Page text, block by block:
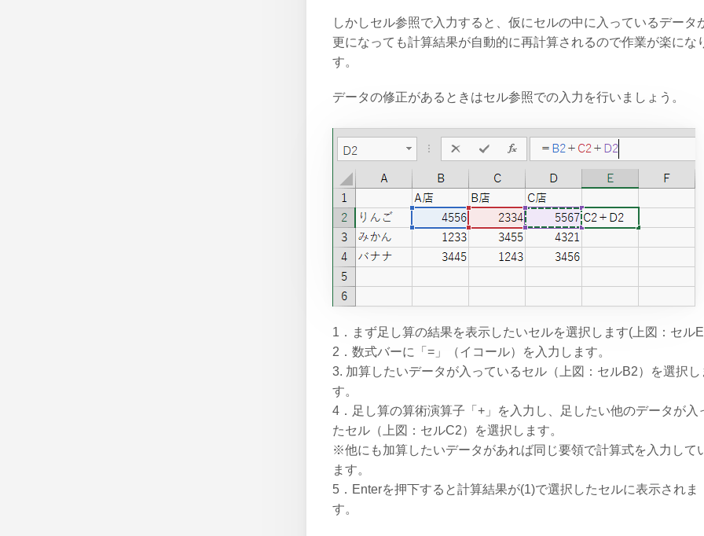
しかしセル参照で入力すると、仮にセルの中に入っているデータ
更になっても計算結果が自動的に再計算されるので作業が楽にな
す。
データの修正があるときはセル参照での入力を行いましょう。
1．まず足し算の結果を表示したいセルを選択します(上図：セル
2．数式バーに「=」（イコール）を入力します。
3. 加算したいデータが入っているセル（上図：セルB2）を選択し
す。
4．足し算の算術演算子「+」を入力し、足したい他のデータが入
たセル（上図：セルC2）を選択します。
※他にも加算したいデータがあれば同じ要領で計算式を入力して
ます。
5．Enterを押下すると計算結果が(1)で選択したセルに表示されま
す。